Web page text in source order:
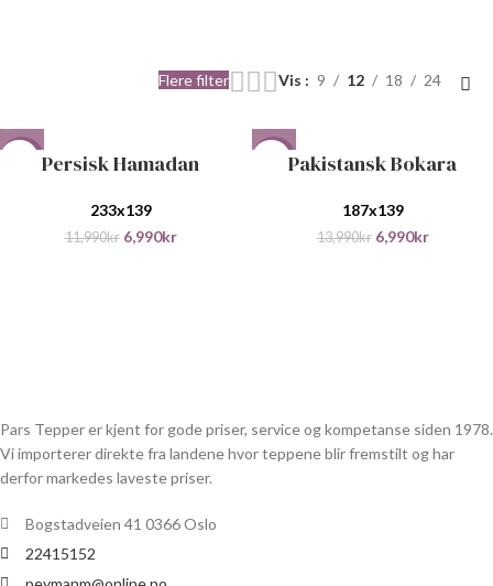
Flere filter Vis 9 12 18 24
Persisk Hamadan
233x139
11,990kr 6,990kr
Pakistansk Bokara
187x139
13,990kr 6,990kr
Pars Tepper er kjent for gode priser, service og kompetanse siden 1978.
Vi importerer direkte fra landene hvor teppene blir fremstilt og har
derfor markedes laveste priser.
Bogstadveien 41 0366 Oslo
22415152